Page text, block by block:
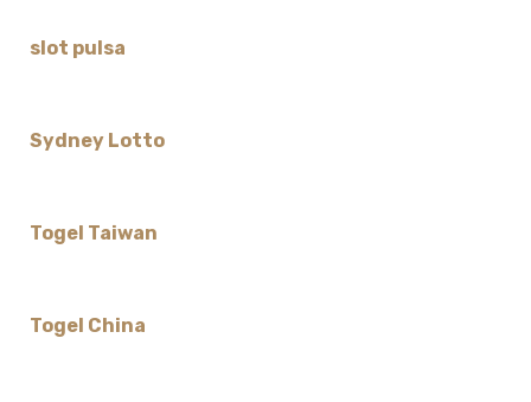
slot pulsa
Sydney Lotto
Togel Taiwan
Togel China